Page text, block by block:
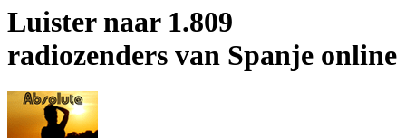
Luister naar 1.809
radiozenders van Spanje online